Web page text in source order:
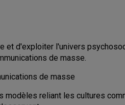
et d'exploiter l'univers
de masse.
de masse
reliant les cultures